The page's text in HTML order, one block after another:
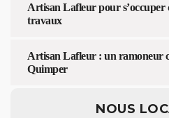
Artisan Lafleur pour s’occuper
travaux
Artisan Lafleur : un ramoneur
Quimper
NOUS